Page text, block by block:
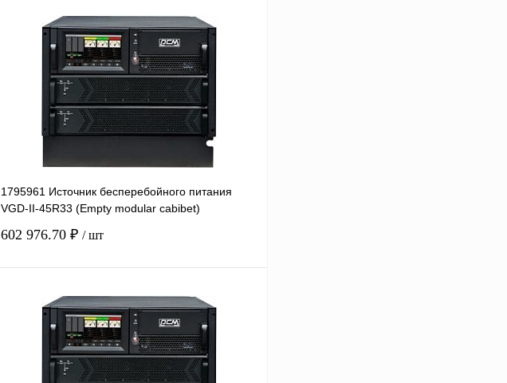
1795961 Источник бесперебойного питания
VGD-II-45R33 (Empty modular cabibet)
602 976.70 ₽ / шт
В корзину
Купить в 1 клик Сравнение
В избранное Под заказ